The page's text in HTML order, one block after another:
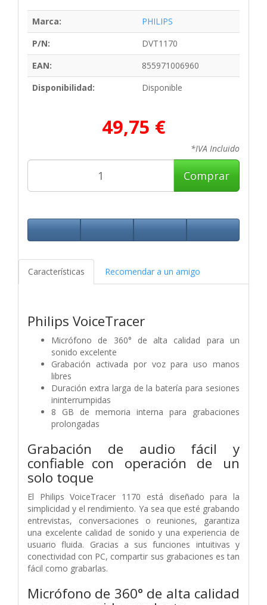
Marca:
PHILIPS
P/N:
DVT1170
EAN:
855971006960
Disponibilidad:
Disponible
49,75 €
*IVA Incluido
Comprar
Características Recomendar a un amigo
Philips VoiceTracer
Micrófono de 360° de alta calidad para un
sonido excelente
Grabación activada por vozpara uso manos
libres
Duración extra larga de la bateríapara sesiones
ininterrumpidas
8 GB de memoria interna para grabaciones
prolongadas
Grabación de audio fácil y
confiable con operación de un
solo toque
El Philips VoiceTracer 1170 está diseñado para la
simplicidad y el rendimiento. Ya sea que esté grabando
entrevistas, conversaciones o reuniones, garantiza
una excelente calidad de sonido y una experiencia de
usuario fluida. Gracias a sus funciones intuitivas y
conectividad con PC, compartir sus grabaciones es tan
fácil como grabarlas.
Micrófono de 360° de alta calidad